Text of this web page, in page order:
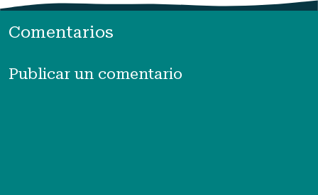
Comentarios
Publicar un comentario